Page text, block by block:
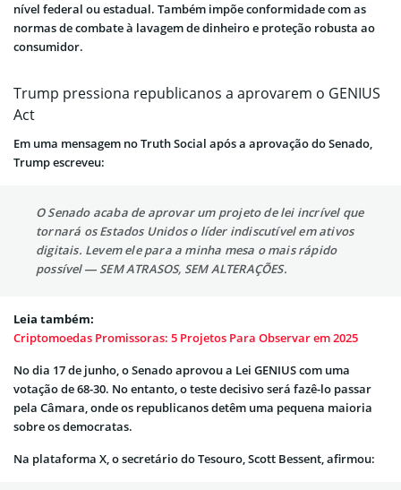
nível federal ou estadual. Também impõe conformidade com as
normas de combate à lavagem de dinheiro e proteção robusta ao
consumidor.
Trump pressiona republicanos a aprovarem o GENIUS
Act
Em uma mensagem no Truth Social após a aprovação do Senado,
Trump escreveu:
O Senado acaba de aprovar um projeto de lei incrível que
tornará os Estados Unidos o líder indiscutível em ativos
digitais. Levem ele para a minha mesa o mais rápido
possível — SEM ATRASOS, SEM ALTERAÇÕES.
Leia também:
Criptomoedas Promissoras: 5 Projetos Para Observar em 2025
No dia 17 de junho, o Senado aprovou a Lei GENIUS com uma
votação de 68-30. No entanto, o teste decisivo será fazê-lo passar
pela Câmara, onde os republicanos detêm uma pequena maioria
sobre os democratas.
Na plataforma X, o secretário do Tesouro, Scott Bessent, afirmou: